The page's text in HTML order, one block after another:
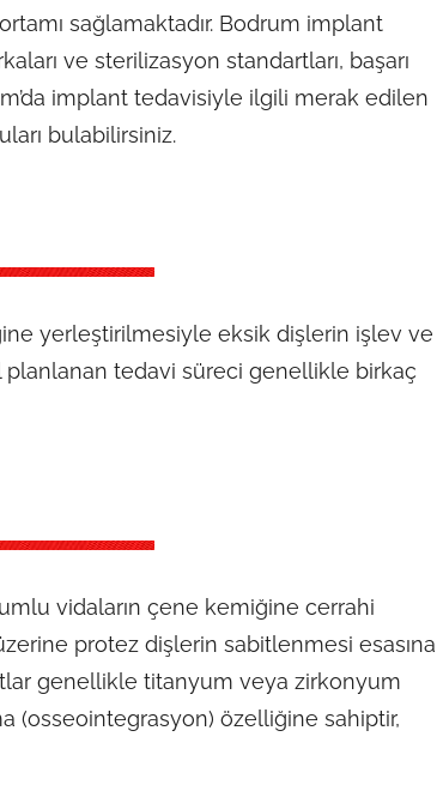
sağlamaktadır. Bodrum implant
ve sterilizasyon standartları, başarı
implant tedavisiyle ilgili merak edilen
bulabilirsiniz.
yerleştirilmesiyle eksik dişlerin işlev ve
planlanan tedavi süreci genellikle birkaç
vidaların çene kemiğine cerrahi
protez dişlerin sabitlenmesi esasına
genellikle titanyum veya zirkonyum
(osseointegrasyon) özelliğine sahiptir,